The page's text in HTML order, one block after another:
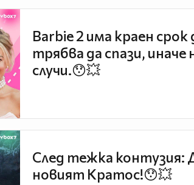
Barbie 2 има краен
трябва да спази, иначе
случи.😯💥
След тежка контузия:
новият Кратос!😯💥